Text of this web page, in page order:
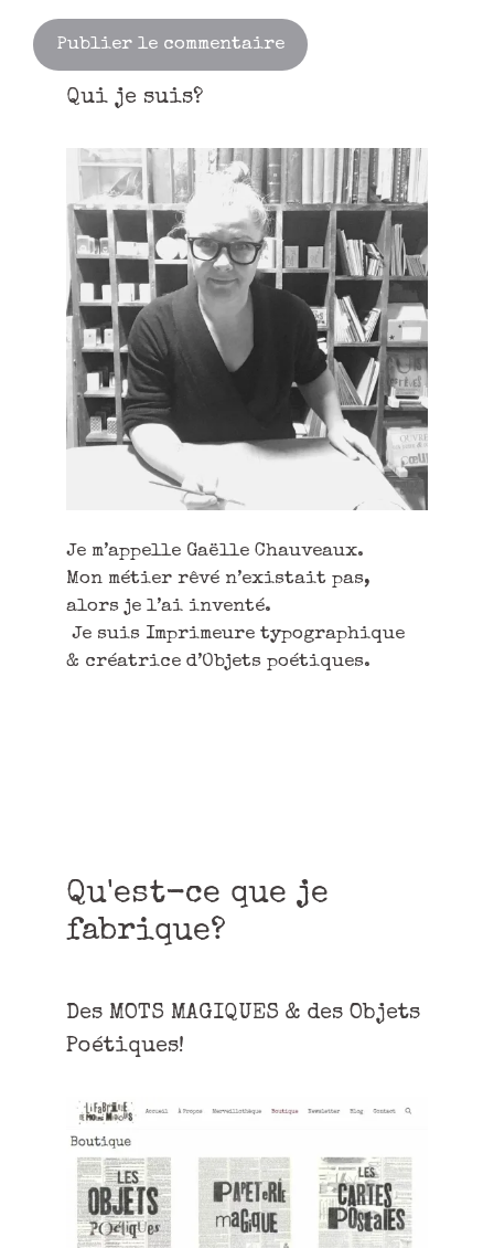
Qui je suis?
Je m’appelle Gaëlle Chauveaux.
Mon métier rêvé n’existait pas,
alors je l’ai inventé.
Je suis Imprimeure typographique
& créatrice d’Objets poétiques.
Qu'est-ce que je
fabrique?
Des MOTS MAGIQUES & des Objets
Poétiques!